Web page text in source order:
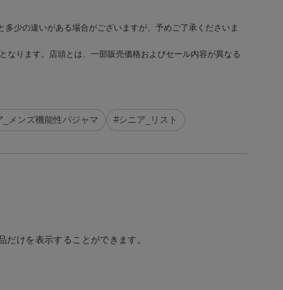
少の違いがある場合がございますが、予めご了承くださいま
なります。店頭とは、一部販売価格およびセール内容が異なる
_メンズ機能性パジャマ #シニア_リスト
だけを表示することができます。